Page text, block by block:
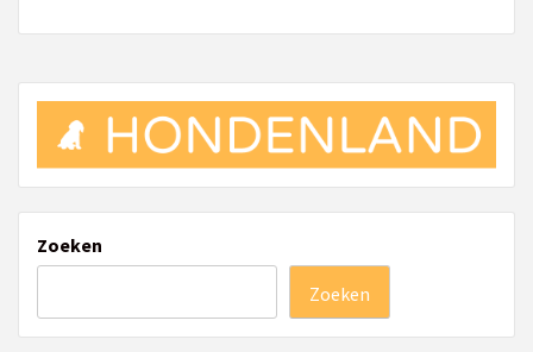
Zoeken
Zoeken